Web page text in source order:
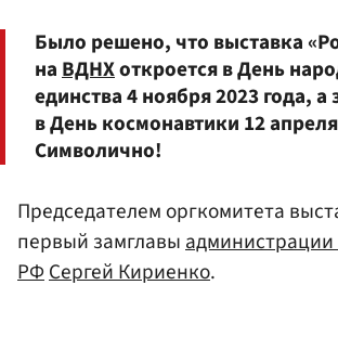
Было решено, что выставка
наВДНХоткроется в День
единства 4 ноября 2023 года, а
в День космонавтики 12
Символично!
Председателем оргкомитета
первый замглавы
РФСергей Кириенко.